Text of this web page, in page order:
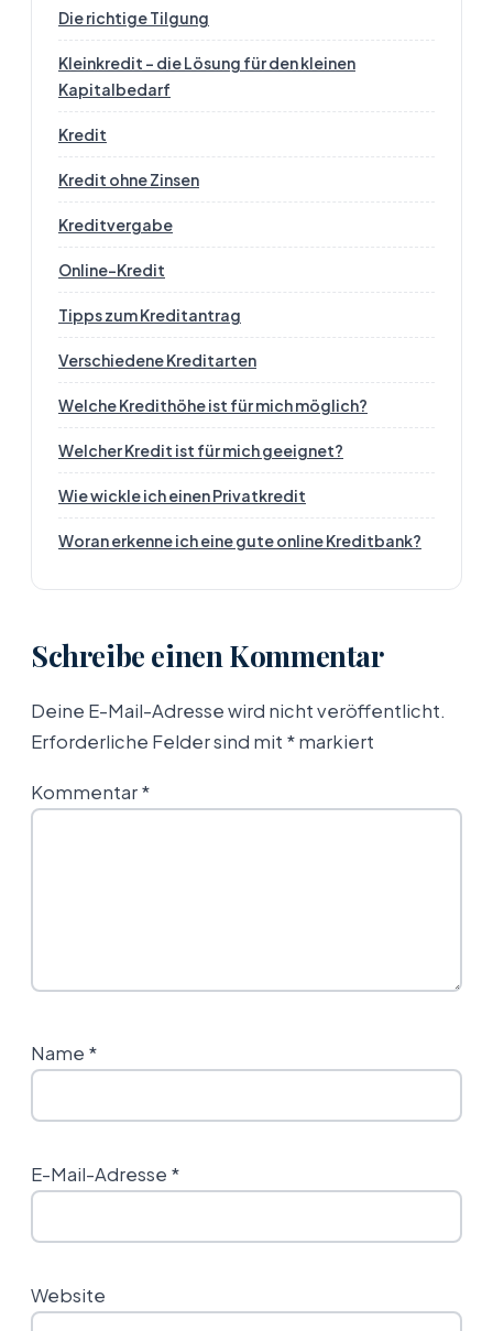
Die richtige Tilgung
Kleinkredit – die Lösung für den kleinen
Kapitalbedarf
Kredit
Kredit ohne Zinsen
Kreditvergabe
Online-Kredit
Tipps zum Kreditantrag
Verschiedene Kreditarten
Welche Kredithöhe ist für mich möglich?
Welcher Kredit ist für mich geeignet?
Wie wickle ich einen Privatkredit
Woran erkenne ich eine gute online Kreditbank?
Schreibe einen Kommentar
Deine E-Mail-Adresse wird nicht veröffentlicht.
Erforderliche Felder sind mit *markiert
Kommentar*
Name *
E-Mail-Adresse *
Website